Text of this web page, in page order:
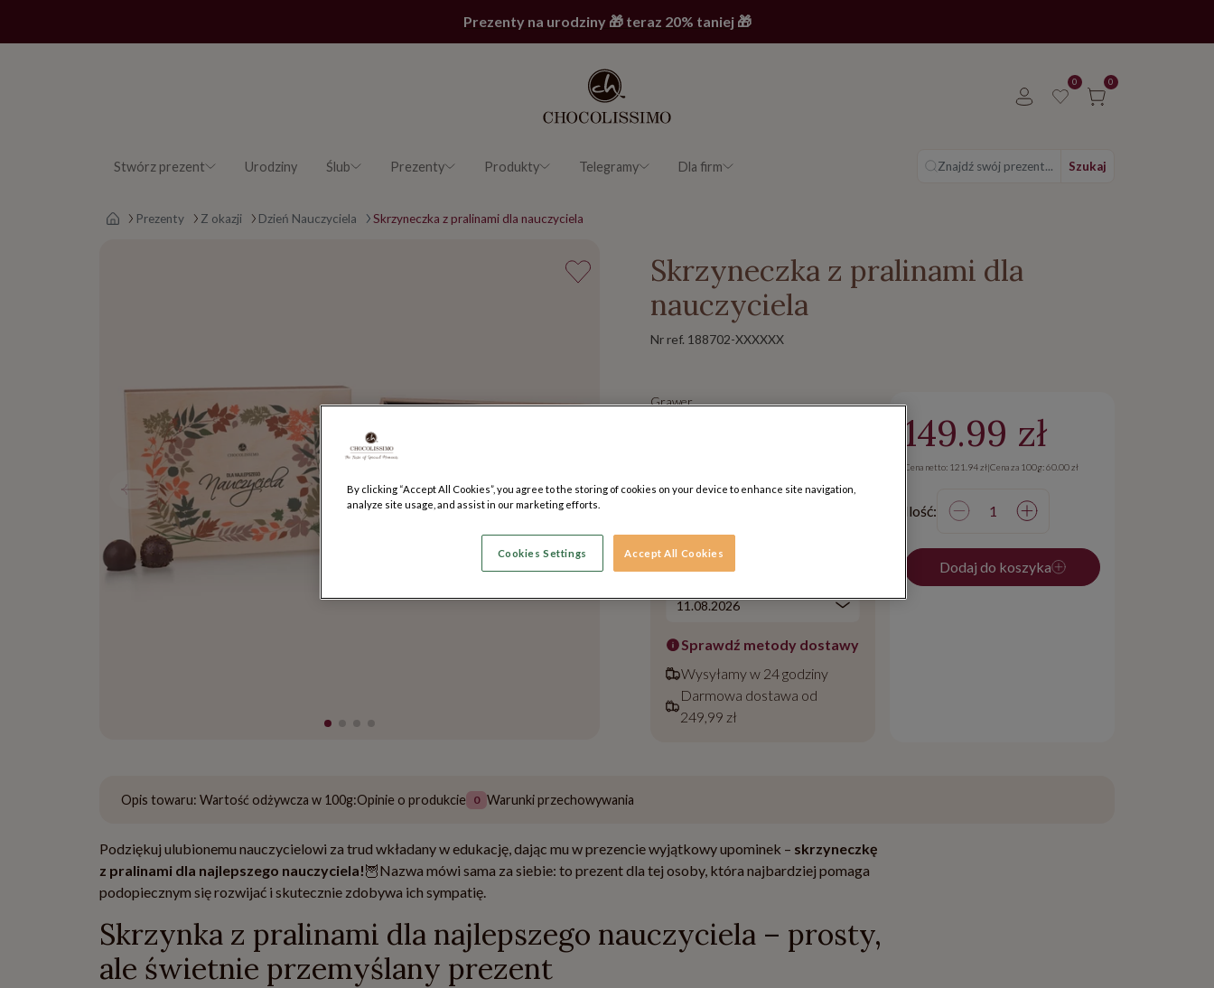
Prezenty na urodziny 🎁 teraz 20% taniej 🎁
0 0
Stwórz prezent Urodziny Ślub Prezenty Produkty Telegramy Dla firm Znajdź swój prezent... Szukaj
Strona główna
Prezenty Z okazji Dzień Nauczyciela Skrzyneczka z pralinami dla nauczyciela
Skrzyneczka z pralinami dla
nauczyciela
Nr ref. 188702-XXXXXX
Grawer
dostawy
(sprawdź*)
Sprawdź metody dostawy
Wysyłamy w 24 godziny
Darmowa dostawa od
249,99 zł
149.99 zł
Cena netto: 121.94 zł|Cena za 100g: 60.00 zł
Ilość:
Dodaj do koszyka
Opis towaru: Wartość odżywcza w 100g:Opinie o produkcie 0 Warunki przechowywania
Podziękuj ulubionemu nauczycielowi za trud wkładany w edukację, dając mu w prezencie wyjątkowy upominek – skrzyneczkę
z pralinami dla najlepszego nauczyciela!🦉Nazwa mówi sama za siebie: to prezent dla tej osoby, która najbardziej pomaga
podopiecznym się rozwijać i skutecznie zdobywa ich sympatię.
Skrzynka z pralinami dla najlepszego nauczyciela – prosty,
ale świetnie przemyślany prezent
By clicking “Accept All Cookies”, you agree to the storing of cookies on your device to enhance site navigation,
analyze site usage, and assist in our marketing efforts.
Cookies Settings Accept All Cookies